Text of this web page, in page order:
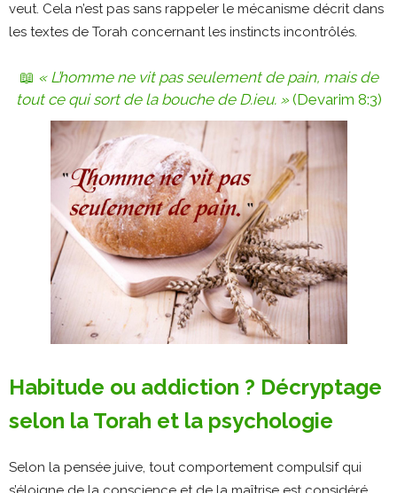
veut. Cela n’est pas sans rappeler le mécanisme décrit dans
les textes de Torah concernant les instincts incontrôlés.
📖 « L’homme ne vit pas seulement de pain, mais de
tout ce qui sort de la bouche de D.ieu. »(Devarim 8:3)
Habitude ou addiction ? Décryptage
selon la Torah et la psychologie
Selon la pensée juive, tout comportement compulsif qui